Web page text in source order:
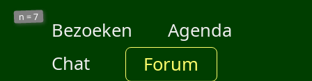
n =7
Bezoeken
Agenda
Chat
Forum